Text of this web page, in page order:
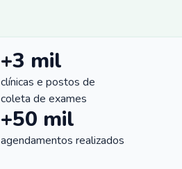
+3 mil
clínicas e postos de
coleta de exames
+50 mil
agendamentos realizados